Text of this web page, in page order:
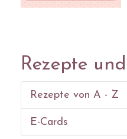
Rezepte
Rezepte von A - Z
E-Cards